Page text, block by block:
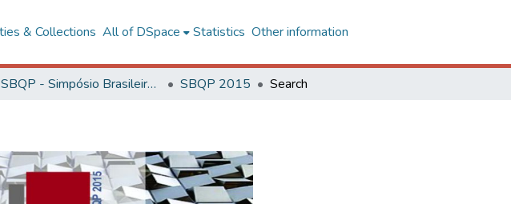
& Collections All of DSpace Statistics Other information
SBQP - Simpósio Brasileiro de Qualidade do Projeto no Ambiente Construído SBQP 2015 Search